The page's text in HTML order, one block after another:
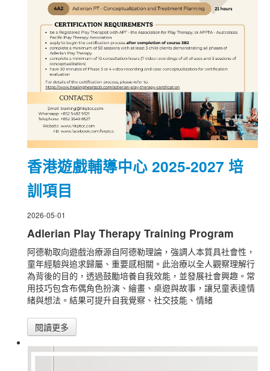
香港遊戲輔導中心 2025-2027 培
訓項目
2026-05-01
Adlerian Play Therapy Training Program
阿德勒取向遊戲治療源自阿德勒理論，強調人本質具社會性，
童年經驗與追求歸屬、重要感相關。此治療以全人觀察理解行
為背後的目的，透過鼓勵培養自我效能，並發展社會興趣。常
用技巧包含布偶角色扮演、繪畫、桌遊與故事，讓兒童表達情
緒與想法。結果可提升自我覺察、社交技能、情緒
閱讀更多